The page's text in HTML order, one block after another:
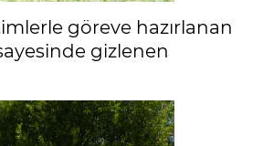
göreve hazırlanan
gizlenen